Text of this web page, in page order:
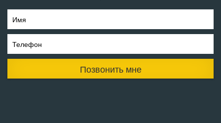
Имя
Телефон
Позвонить мне